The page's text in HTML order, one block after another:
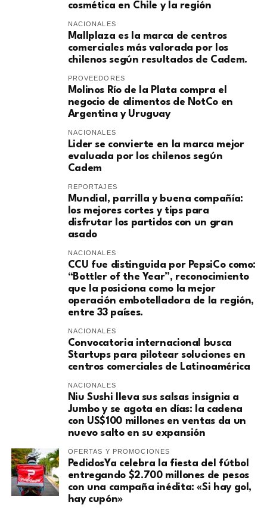
cosmética en Chile y la región
NACIONALES
Mallplaza es la marca de centros
comerciales más valorada por los
chilenos según resultados de Cadem.
PROVEEDORES
Molinos Río de la Plata compra el
negocio de alimentos de NotCo en
Argentina y Uruguay
NACIONALES
Lider se convierte en la marca mejor
evaluada por los chilenos según
Cadem
REPORTAJES
Mundial, parrilla y buena compañía:
los mejores cortes y tips para
disfrutar los partidos con un gran
asado
NACIONALES
CCU fue distinguida por PepsiCo como:
“Bottler of the Year”, reconocimiento
que la posiciona como la mejor
operación embotelladora de la región,
entre 33 países.
NACIONALES
Convocatoria internacional busca
Startups para pilotear soluciones en
centros comerciales de Latinoamérica
NACIONALES
Niu Sushi lleva sus salsas insignia a
Jumbo y se agota en días: la cadena
con US$100 millones en ventas da un
nuevo salto en su expansión
OFERTAS Y PROMOCIONES
PedidosYa celebra la fiesta del fútbol
entregando $2.700 millones de pesos
con una campaña inédita: «Si hay gol,
hay cupón»